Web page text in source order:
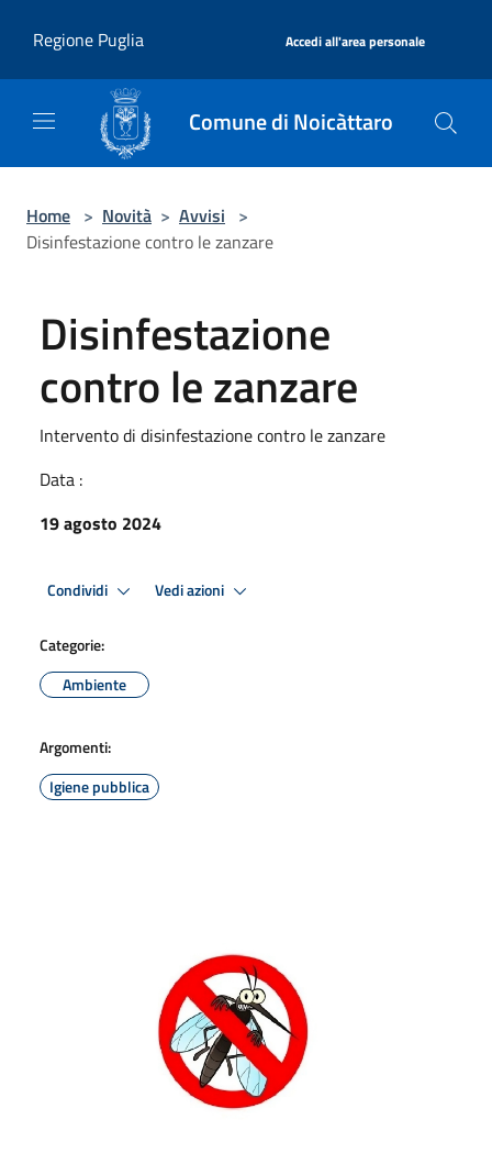
Regione Puglia
Accedi all'area personale
Comune di Noicàttaro
Home > Novità > Avvisi >
Disinfestazione contro le zanzare
Disinfestazione
contro le zanzare
Intervento di disinfestazione contro le zanzare
Data :
19 agosto 2024
Condividi Vedi azioni
Categorie:
Ambiente
Argomenti:
Igiene pubblica